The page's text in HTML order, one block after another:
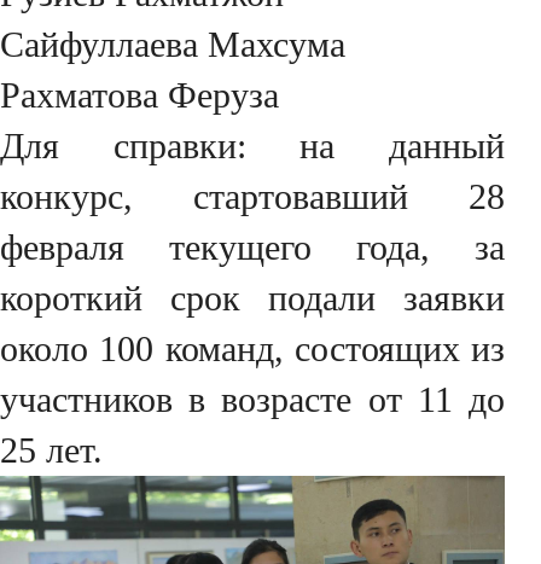
Сайфуллаева Махсума
Рахматова Феруза
Для справки: на данный
конкурс, стартовавший 28
февраля текущего года, за
короткий срок подали заявки
около 100 команд, состоящих из
участников в возрасте от 11 до
25 лет.